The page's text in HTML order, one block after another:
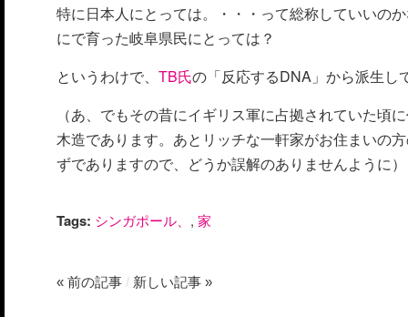
特に日本人にとっては。・・・って総称していいの
にで育った岐阜県民にとっては？
というわけで、 TB氏の「反応するDNA」から派生し
（あ、でもその昔にイギリス軍に占拠されていた頃
木造であります。あとリッチな一軒家がお住まいの
ずでありますので、どうか誤解のありませんように）
Tags: シンガポール、 , 家
« 前の記事 / 新しい記事 »